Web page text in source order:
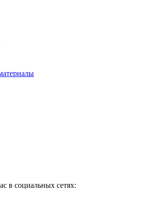
в социальных сетях: